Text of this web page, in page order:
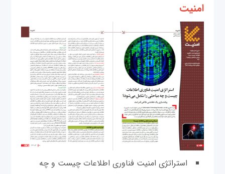
امنیت
استراتژی امنیت فناوری اطلاعات چیست و چه